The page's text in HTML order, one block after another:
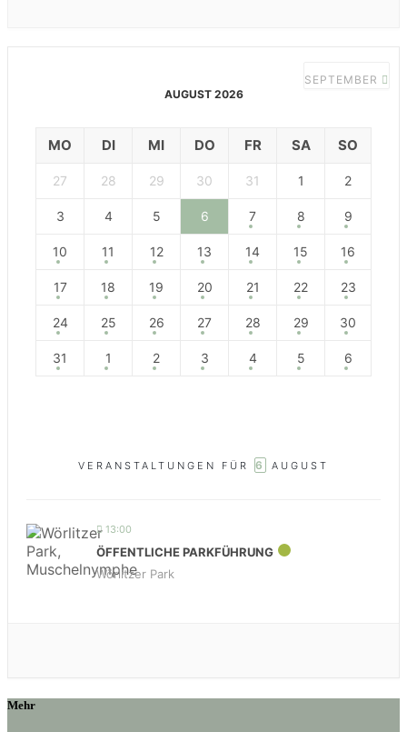
AUGUST 2026
SEPTEMBER
MO DI MI DO FR SA SO
27 28 29 30 31 1 2
3 4 5 6 7 8 9
10 11 12 13 14 15 16
17 18 19 20 21 22 23
24 25 26 27 28 29 30
31 1 2 3 4 5 6
VERANSTALTUNGEN FÜR 6 AUGUST
13:00
ÖFFENTLICHE PARKFÜHRUNG
Wörlitzer Park
Mehr